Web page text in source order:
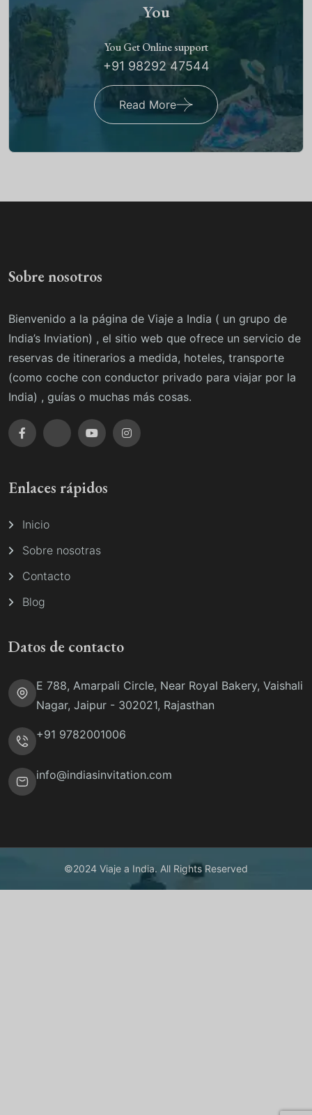
You
You Get Online support
+91 98292 47544
Read More
Sobre nosotros
Bienvenido a la página de Viaje a India ( un grupo de
India’s Inviation) , el sitio web que ofrece un servicio de
reservas de itinerarios a medida, hoteles, transporte
(como coche con conductor privado para viajar por la
India) , guías o muchas más cosas.
Enlaces rápidos
Inicio
Sobre nosotras
Contacto
Blog
Datos de contacto
E 788, Amarpali Circle, Near Royal Bakery, Vaishali
Nagar, Jaipur - 302021, Rajasthan
+91 9782001006
info@indiasinvitation.com
©2024 Viaje a India. All Rights Reserved